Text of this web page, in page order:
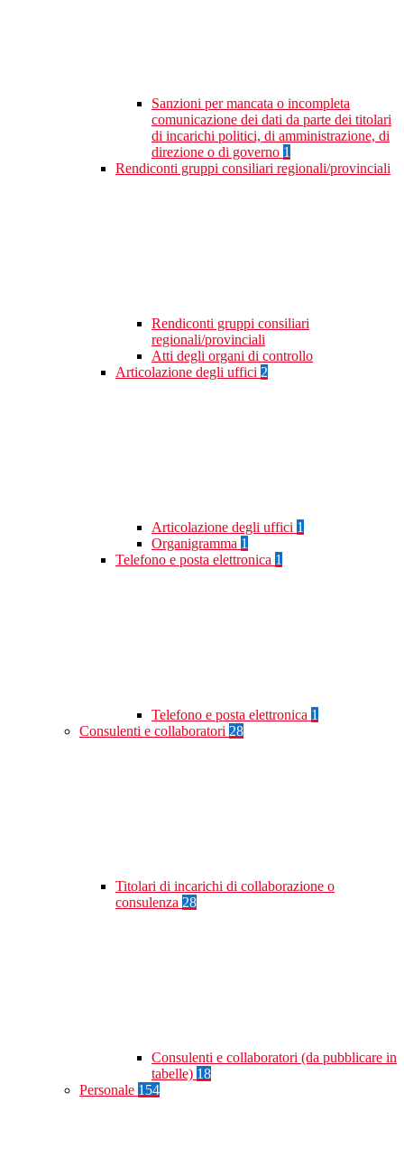
Sanzioni per mancata o incompleta
comunicazione dei dati da parte dei titolari
di incarichi politici, di amministrazione, di
direzione o di governo 1
Rendiconti gruppi consiliari regionali/provinciali
Rendiconti gruppi consiliari
regionali/provinciali
Atti degli organi di controllo
Articolazione degli uffici 2
Articolazione degli uffici 1
Organigramma 1
Telefono e posta elettronica 1
Telefono e posta elettronica 1
Consulenti e collaboratori 28
Titolari di incarichi di collaborazione o
consulenza 28
Consulenti e collaboratori (da pubblicare in
tabelle) 18
Personale 154